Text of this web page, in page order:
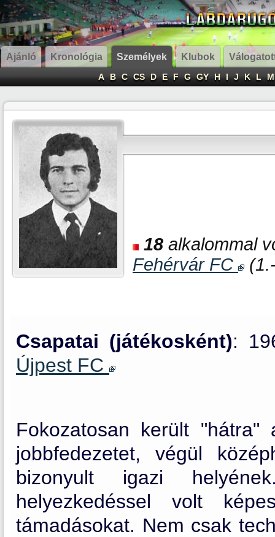
Ajánló Kronológia Személyek Klubok
A B C CS D E F G GY H I J K L M
18 alkalommal
Fehérvár FC
Csapatai (játékosként):
Újpest FC
Fokozatosan került
jobbfedezetet, végül
bizonyult igazi
helyezkedéssel volt
támadásokat. Nem csak